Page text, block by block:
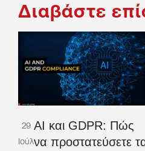
Διαβάστε
29
Ιούλ
AI και GDPR: Πώς
να προστατεύσετε